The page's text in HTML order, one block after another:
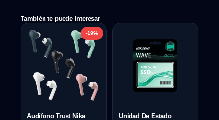
También te puede interesar
-19%
Audífono Trust Nika
Unidad De Estado